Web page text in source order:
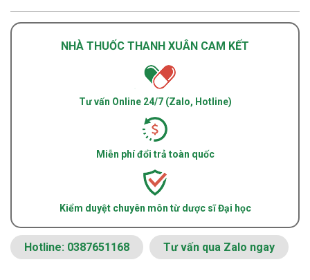
NHÀ THUỐC THANH XUÂN CAM KẾT
Tư vấn Online 24/7 (Zalo, Hotline)
Miễn phí đổi trả toàn quốc
Kiểm duyệt chuyên môn từ dược sĩ Đại học
Hotline: 0387651168 Tư vấn qua Zalo ngay